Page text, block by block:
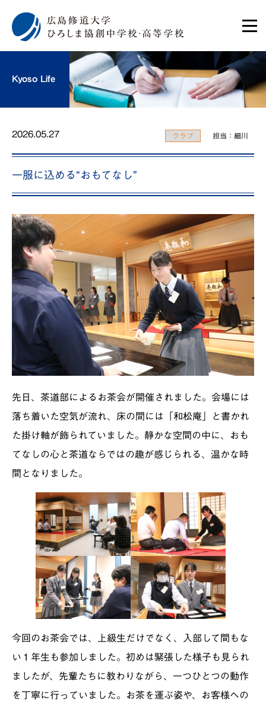
Kyoso Life
2026.05.27 クラブ 担当：細川
一服に込める“おもてなし”
先日、茶道部によるお茶会が開催されました。会場には
落ち着いた空気が流れ、床の間には「和松庵」と書かれ
た掛け軸が飾られていました。静かな空間の中に、おも
てなしの心と茶道ならではの趣が感じられる、温かな時
間となりました。
今回のお茶会では、上級生だけでなく、入部して間もな
い１年生も参加しました。初めは緊張した様子も見られ
ましたが、先輩たちに教わりながら、一つひとつの動作
を丁寧に行っていました。お茶を運ぶ姿や、お客様への